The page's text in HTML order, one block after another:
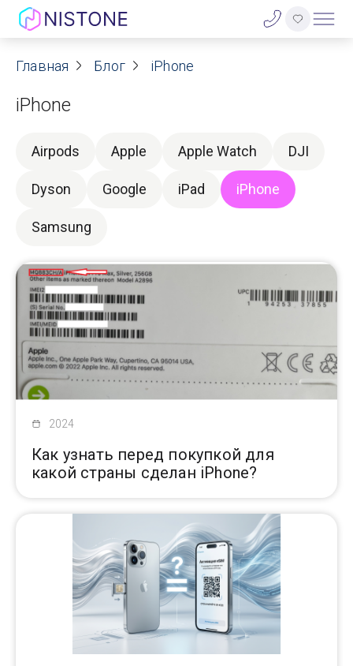
Акции
О нас
Блог
Договор оферты
Реквизиты
Контакты
Гарантия
Оплата
Trade-In
Главная Блог iPhone
iPhone
Airpods Apple Apple Watch DJI
Dyson Google iPad iPhone
Samsung
2024
Как узнать перед покупкой для
какой страны сделан iPhone?